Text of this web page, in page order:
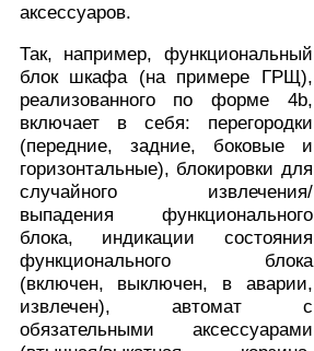
аксессуаров.
Так, например, функциональный
блок шкафа (на примере ГРЩ),
реализованного по форме 4b,
включает в себя: перегородки
(передние, задние, боковые и
горизонтальные), блокировки для
случайного извлечения/
выпадения функционального
блока, индикации состояния
функционального блока
(включен, выключен, в аварии,
извлечен), автомат с
обязательными аксессуарами